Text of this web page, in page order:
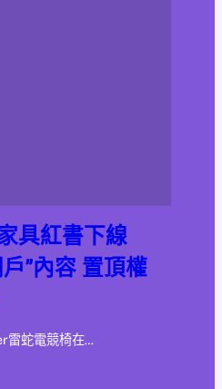
具紅書下線
”內容 置頂權
雷蛇電競椅在…